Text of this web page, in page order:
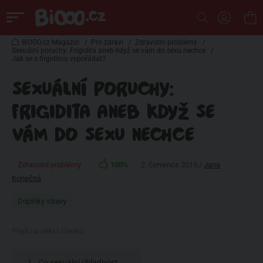
BiOOO.cz Magazin / Pro zdraví / Zdravotní problémy
/
Sexuální poruchy: Frigidita aneb když se vám do sexu nechce
/
Jak se s frigiditou vypořádat?
SEXUÁLNÍ PORUCHY:
FRIGIDITA ANEB KDYŽ SE
VÁM DO SEXU NECHCE
Zdravotní problémy 100%
Jana
Konečná
Doplňky stravy